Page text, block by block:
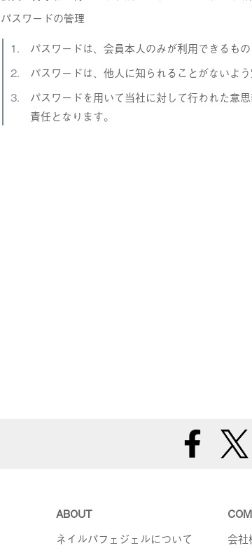
パスワードの管理
パスワードは、会員本人のみが利用できるも
パスワードは、他人に知られることがないよ
パスワードを用いて当社に対して行われた意
責任となります。
ABOUT
ネイルパフェジェルについて
会社